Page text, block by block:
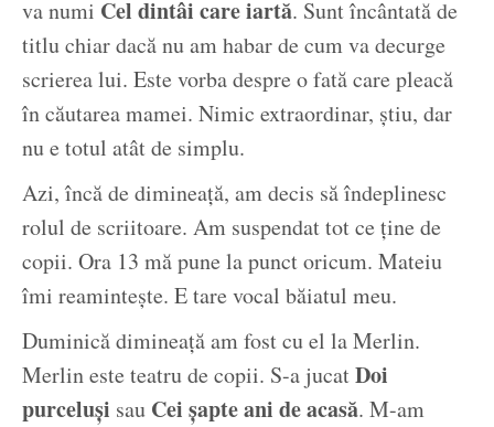
va numi Cel dintâi care iartă. Sunt încântată de
titlu chiar dacă nu am habar de cum va decurge
scrierea lui. Este vorba despre o fată care pleacă
în căutarea mamei. Nimic extraordinar, știu, dar
nu e totul atât de simplu.
Azi, încă de dimineață, am decis să îndeplinesc
rolul de scriitoare. Am suspendat tot ce ține de
copii. Ora 13 mă pune la punct oricum. Mateiu
îmi reamintește. E tare vocal băiatul meu.
Duminică dimineață am fost cu el la Merlin.
Merlin este teatru de copii. S-a jucatDoi
purceluși sau Cei șapte ani de acasă. M-am